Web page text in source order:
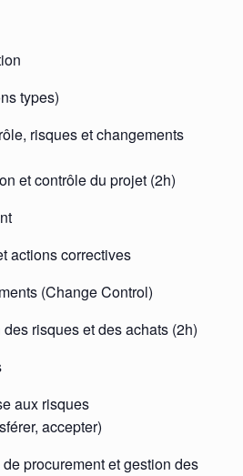
types)
risques et changements
et contrôle du projet (2h)
actions correctives
(Change Control)
risques et des achats (2h)
aux risques
accepter)
procurement et gestion des